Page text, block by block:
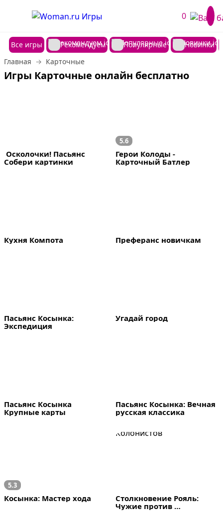
0
Все игры Рекомендуем Популярные
Новинки
Главная
Карточные
Игры Карточные онлайн бесплатно
Осколочки! Пасьянс
Собери картинки
5.6
Герои Колоды -
Карточный Батлер
Кухня Компота Преферанс новичкам
Пасьянс Косынка:
Экспедиция
Угадай город
Пасьянс Косынка
Крупные карты
Пасьянс Косынка: Вечная
русская классика
5.3
Косынка: Мастер хода
Столкновение Рояль:
Чужие против